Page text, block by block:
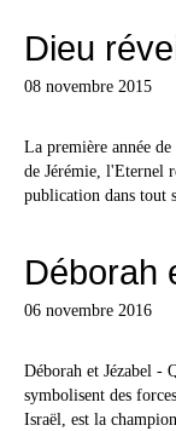
Dieu
08 novembre 2015
La première année
de Jérémie, l'Eternel
publication dans tout
Déborah
06 novembre 2016
Déborah et Jézabel -
symbolisent des
Israël, est la